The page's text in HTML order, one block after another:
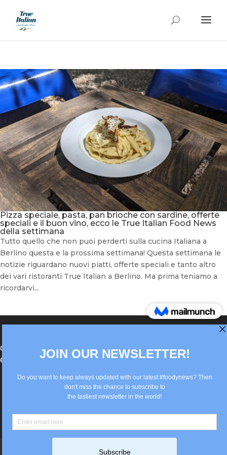
Pizza speciale, pasta, pan brioche con sardine, offerte
speciali e il buon vino, ecco le True Italian Food News
della settimana
Tutto quello che non puoi perderti sulla cucina Italiana a
Berlino questa e la prossima settimana! Questa settimana le
notizie riguardano nuovi piatti, offerte speciali e tanto altro
dei vari ristoranti True Italian a Berlino. Ma prima teniamo a
ricordarvi...
®Berlin Italian Communication 2022 +49(0)30
62867442
info@old.true-italian.com
Privacy Policy